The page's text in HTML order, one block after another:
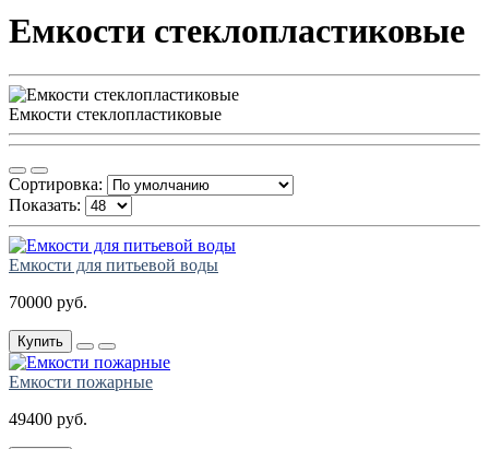
Емкости стеклопластиковые
Емкости стеклопластиковые
Сортировка:
Показать:
Емкости для питьевой воды
70000 руб.
Купить
Емкости пожарные
49400 руб.